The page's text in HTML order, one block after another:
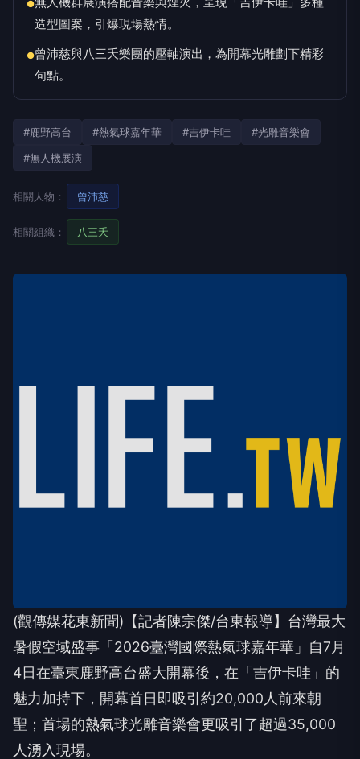
●
造型圖案，引爆現場熱情。
●曾沛慈與八三夭樂團的壓軸演出，為開幕光雕劃下精彩
句點。
#鹿野高台 #熱氣球嘉年華 #吉伊卡哇
#光雕音樂會
#無人機展演
相關人物： 曾沛慈
相關組織： 八三夭
(觀傳媒花東新聞)【記者陳宗傑/台東報導】台灣最大
暑假空域盛事「2026臺灣國際熱氣球嘉年華」自7月
4日在臺東鹿野高台盛大開幕後，在「吉伊卡哇」的
魅力加持下，開幕首日即吸引約20,000人前來朝
聖；首場的熱氣球光雕音樂會更吸引了超過35,000
人湧入現場。